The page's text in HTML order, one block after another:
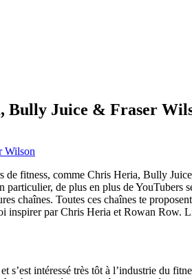
Bully Juice & Fraser
Wilson
fitness, comme Chris Heria, Bully
de plus en plus de YouTubers
chaînes. Toutes ces chaînes te
inspirer par Chris Heria et Rowan Row.
s’est intéressé très tôt à l’industrie du